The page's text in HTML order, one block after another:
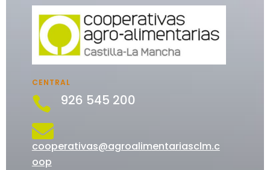
CENTRAL
 926 545 200

cooperativas@agroalimentariasclm.c
oop